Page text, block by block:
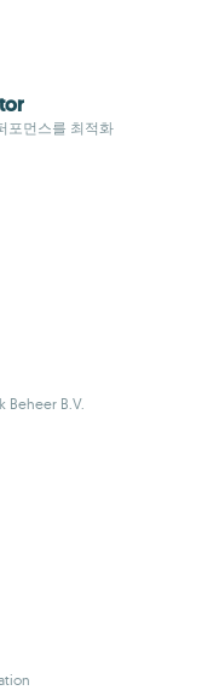
포먼스를 최적화
Beheer B.V.